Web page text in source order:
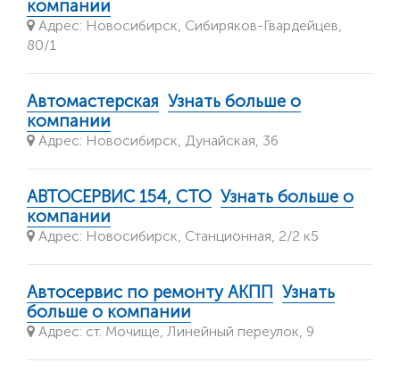
компании
Адрес: Новосибирск, Сибиряков-Гвардейцев,
80/1
Автомастерская Узнать больше о
компании
Адрес: Новосибирск, Дунайская, 36
АВТОСЕРВИС 154, СТО Узнать больше о
компании
Адрес: Новосибирск, Станционная, 2/2 к5
Автосервис по ремонту АКПП Узнать
больше о компании
Адрес: ст. Мочище, Линейный переулок, 9